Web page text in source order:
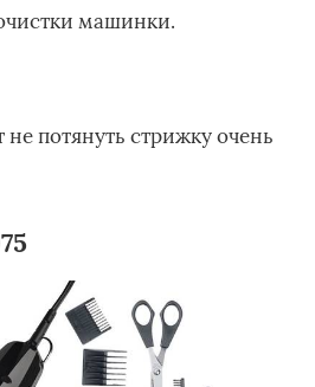
машинки.
потянуть стрижку очень